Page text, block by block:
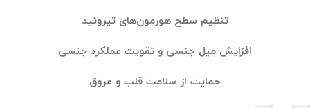
تنظیم سطح هورمون‌های تیروئید
افزایش میل جنسی و تقویت عملکرد جنسی
حمایت از سلامت قلب و عروق